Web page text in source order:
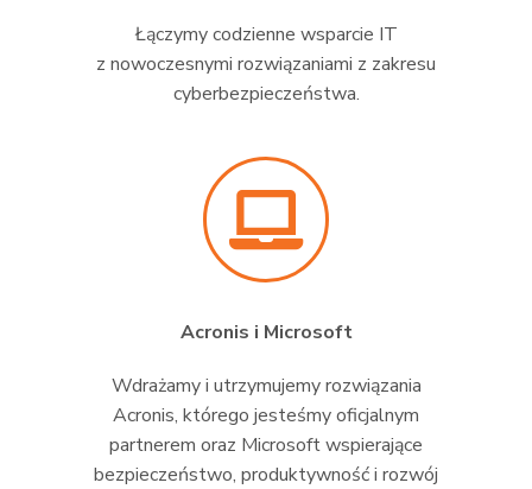
Łączymy codzienne wsparcie IT
z nowoczesnymi rozwiązaniami z zakresu
cyberbezpieczeństwa.
Acronis i Microsoft
Wdrażamy i utrzymujemy rozwiązania
Acronis, którego jesteśmy oficjalnym
partnerem oraz Microsoft wspierające
bezpieczeństwo, produktywność i rozwój